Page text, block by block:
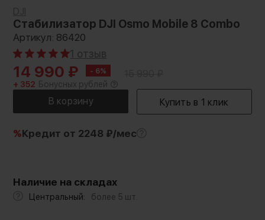
Стабилизатор DJI Osmo Mobile 8 Combo
Артикул: 86420
1 отзыв
14 990 ₽ - 6%
+ 352 Бонусных рублей
%Кредит от 2248 ₽/мес
Наличие на складах
Центральный: более 5 шт.